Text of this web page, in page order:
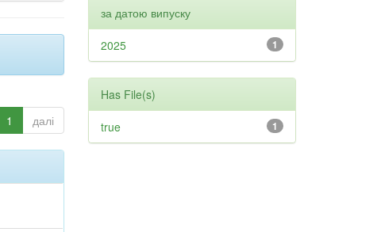
1 далі
за датою випуску
1
2025
Has File(s)
1
true